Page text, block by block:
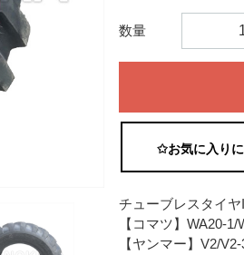
数量
✩お気に入り
チューブレスタイ
【コマツ】WA20-
【ヤンマー】V2/